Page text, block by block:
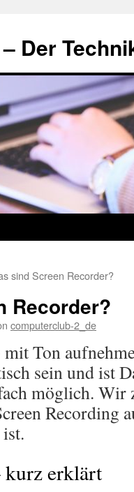
Der
sind Screen Recorder?
Recorder?
computerclub-2_de
Ton
sein und ist
möglich. Wir
Recording
kurz erklärt